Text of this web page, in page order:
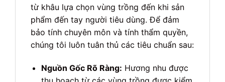
từ khâu lựa chọn vùng trồng đến khi sản
phẩm đến tay người tiêu dùng. Để đảm
bảo tính chuyên môn và tính thẩm quyền,
chúng tôi luôn tuân thủ các tiêu chuẩn sau:
Nguồn Gốc Rõ Ràng: Hương nhu được